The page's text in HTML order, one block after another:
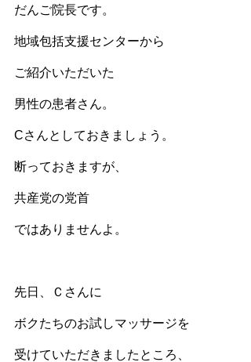
だんご院長です。
地域包括支援センターから
ご紹介いただいた
男性の患者さん。
Cさんとしておきましょう。
断っておきますが、
共産党の党首
ではありませんよ。
先日、Ｃさんに
ボクたちのお試しマッサージを
受けていただきましたところ、